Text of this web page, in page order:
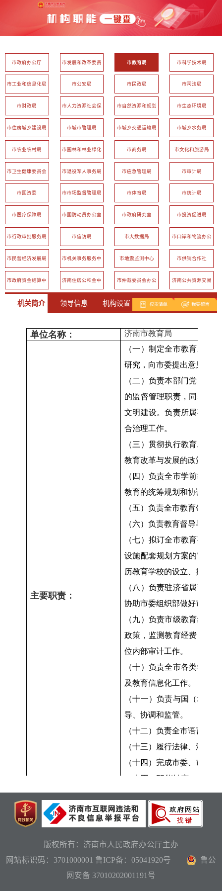
市政府办公厅 市发展和改革委员 市教育局 市科学技术局
市工业和信息化局 市公安局 市民政局 市司法局
市财政局 市人力资源社会保 市自然资源和规划 市生态环境局
市住房城乡建设局 市城市管理局 市城乡交通运输局 市城乡水务局
市农业农村局 市园林和林业绿化 市商务局 市文化和旅游局
市卫生健康委员会 市退役军人事务局 市应急管理局 市审计局
市国资委 市市场监督管理局 市体育局 市统计局
市医疗保障局 市国防动员办公室 市政府研究室 市投资促进局
市行政审批服务局 市信访局 市大数据局 市口岸和物流办公
市民营经济发展局 市机关事务服务中 市地震监测中心 市供销合作社
市政府资金结算中 济南住房公积金中 市仲裁委员会办公
室
济南公共资源交易
中心
机关简介 领导信息 机构设置
版权所有：济南市人民政府办公厅主办
网站标识码：3701000001 鲁ICP备：05041920号
鲁公
网安备 37010202001191号